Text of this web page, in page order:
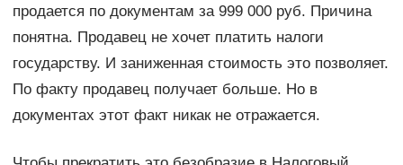
продается по документам за 999 000 руб. Причина
понятна. Продавец не хочет платить налоги
государству. И заниженная стоимость это позволяет.
По факту продавец получает больше. Но в
документах этот факт никак не отражается.